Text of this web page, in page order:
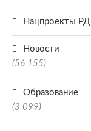
Нацпроекты РД
Новости
(56 155)
Образование
(3 099)